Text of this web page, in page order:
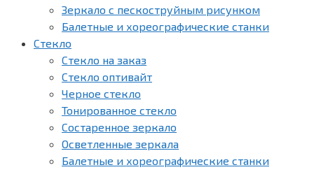
Зеркало с пескоструйным рисунком
Балетные и хореографические станки
Стекло
Стекло на заказ
Стекло оптивайт
Черное стекло
Тонированное стекло
Состаренное зеркало
Осветленные зеркала
Балетные и хореографические станки